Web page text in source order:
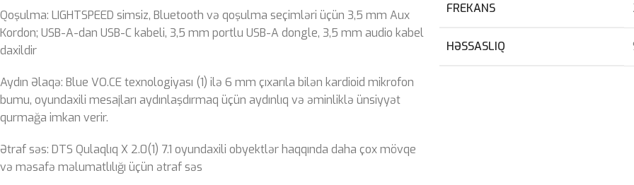
Qoşulma: LIGHTSPEED simsiz, Bluetooth və qoşulma seçimləri üçün 3,5 mm Aux
Kordon; USB-A-dan USB-C kabeli, 3,5 mm portlu USB-A dongle, 3,5 mm audio kabel
daxildir
Aydın Əlaqə: Blue VO.CE texnologiyası (1) ilə 6 mm çıxarıla bilən kardioid mikrofon
bumu, oyundaxili mesajları aydınlaşdırmaq üçün aydınlıq və əminliklə ünsiyyət
qurmağa imkan verir.
Ətraf səs: DTS Qulaqlıq X 2.0(1) 7.1 oyundaxili obyektlər haqqında daha çox mövqe
və məsafə məlumatlılığı üçün ətraf səs
FREKANS
HƏSSASLIQ